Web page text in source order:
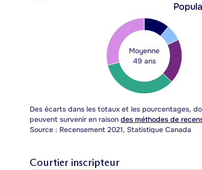
Moyenne
49 ans
Des écarts dans les totaux et les pourcentages,
peuvent survenir en raison des méthodes de
Source : Recensement 2021, Statistique Canada
Courtier inscripteur